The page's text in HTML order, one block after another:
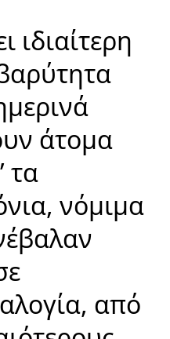
ιδιαίτερη
άτομα
τα
νόμιμα
από